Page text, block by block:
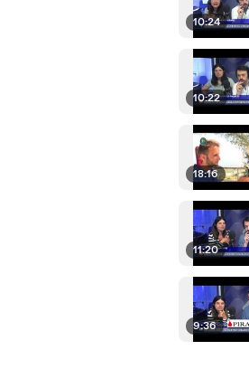
10:24
10:22
18:16
11:20
9:36